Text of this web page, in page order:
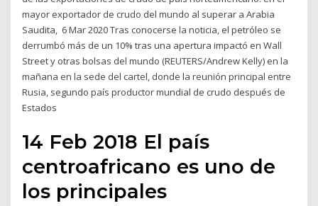
mayor exportador de crudo del mundo al superar a Arabia
Saudita, 6 Mar 2020 Tras conocerse la noticia, el petróleo se
derrumbó más de un 10% tras una apertura impactó en Wall
Street y otras bolsas del mundo (REUTERS/Andrew Kelly) en la
mañana en la sede del cartel, donde la reunión principal entre
Rusia, segundo país productor mundial de crudo después de
Estados
14 Feb 2018 El país
centroafricano es uno de
los principales